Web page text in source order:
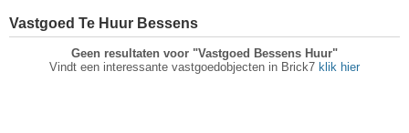
Vastgoed Te Huur Bessens
Geen resultaten voor "Vastgoed Bessens Huur"
Vindt een interessante vastgoedobjecten in Brick7 klik hier